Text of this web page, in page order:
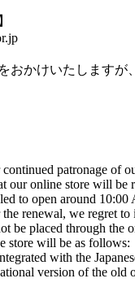
おかけいたしますが
patronage of
our online store will be
to open around
renewal, we regret
be placed through the
store will be as follows:
with the
version of the